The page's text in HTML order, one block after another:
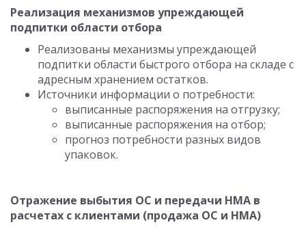
Реализация механизмов упреждающей
подпитки области отбора
Реализованы механизмы упреждающей
подпитки области быстрого отбора на складе с
адресным хранением остатков.
Источники информации о потребности:
выписанные распоряжения на отгрузку;
выписанные распоряжения на отбор;
прогноз потребности разных видов
упаковок.
Отражение выбытия ОС и передачи НМА в
расчетах с клиентами (продажа ОС и НМА)